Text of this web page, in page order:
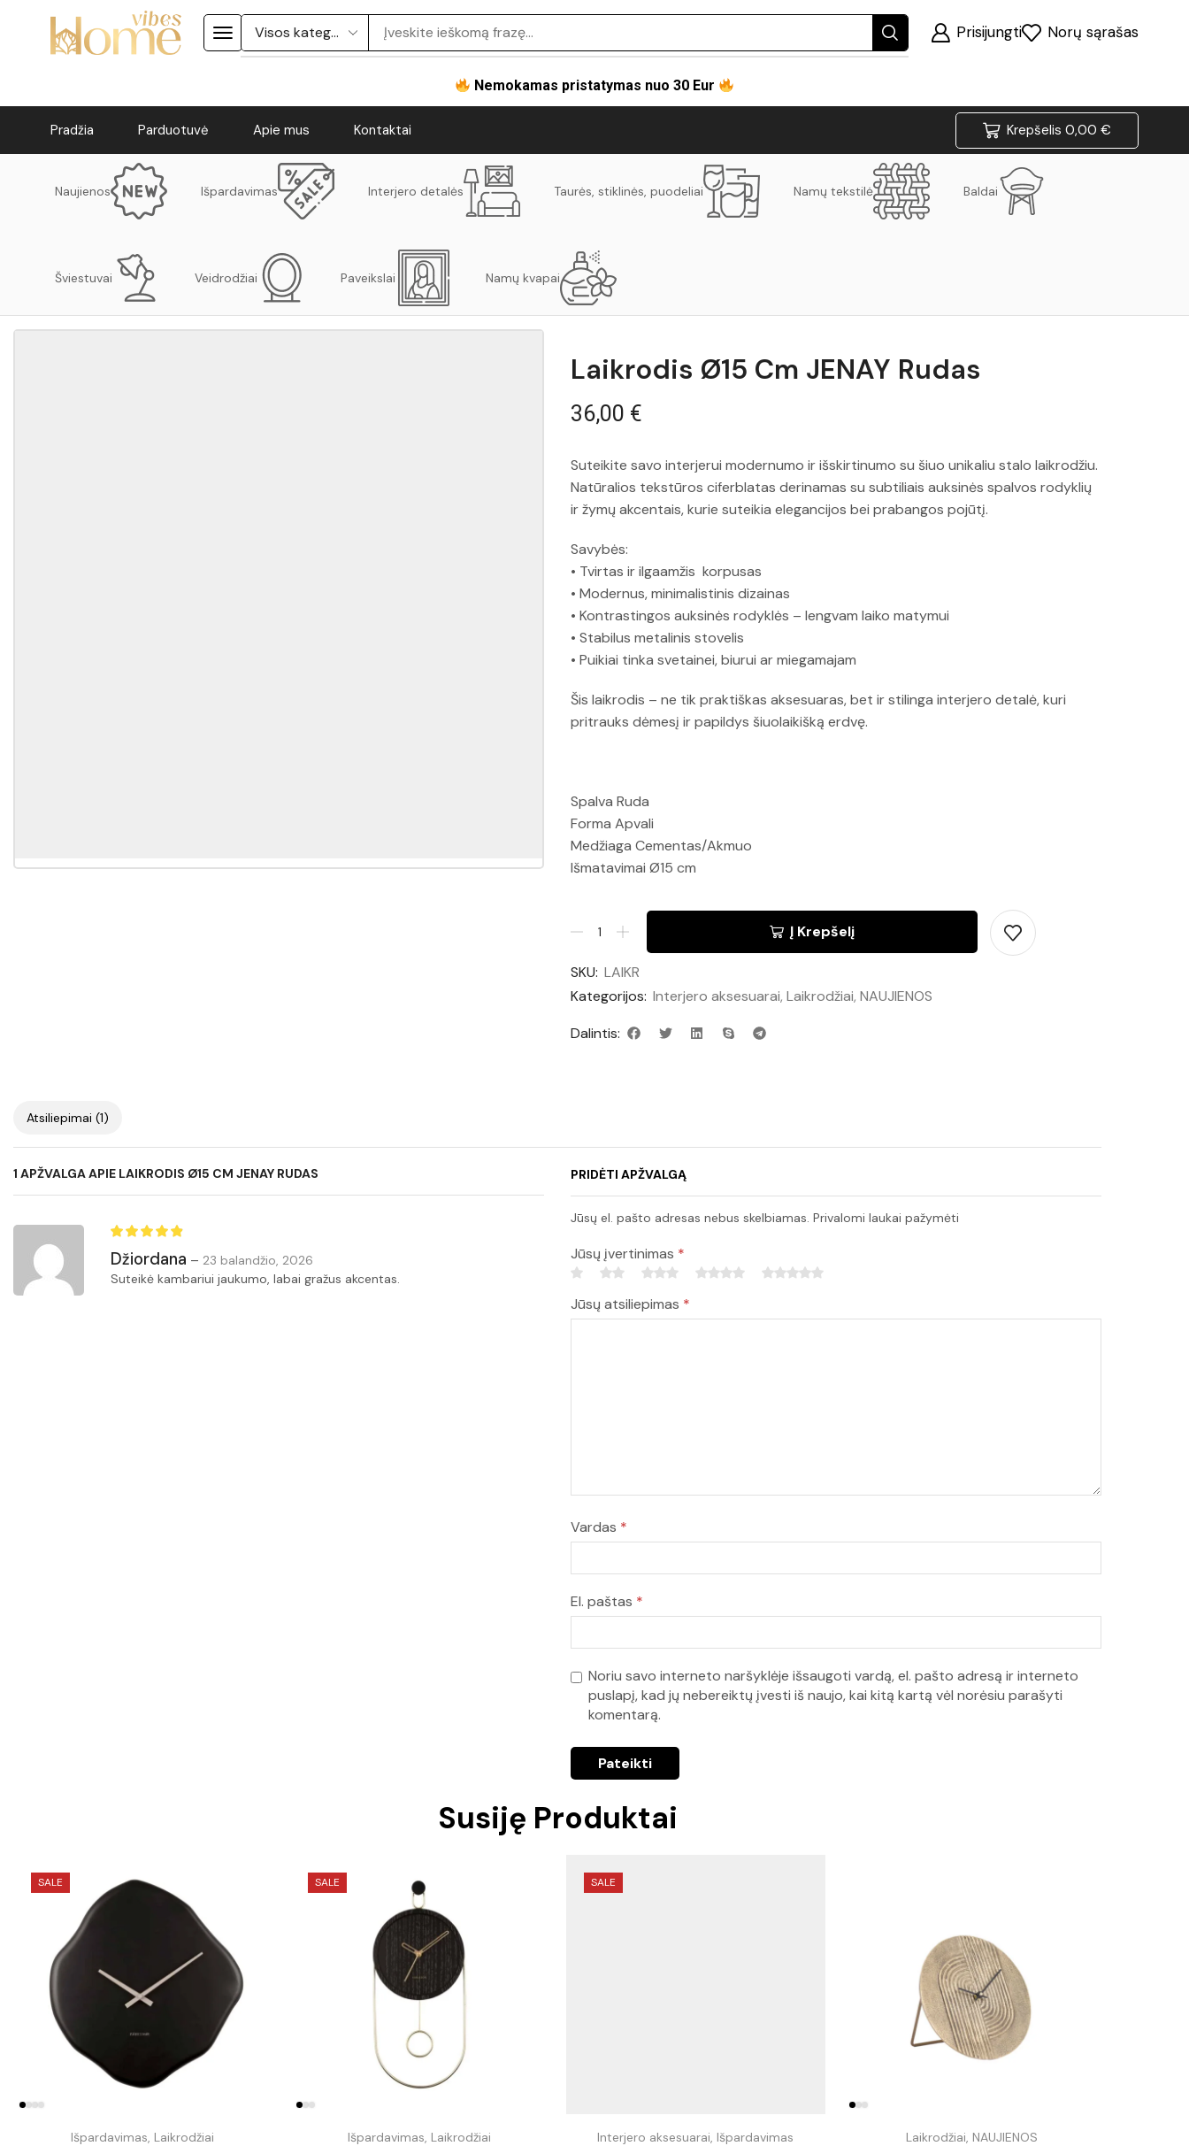
Prisijungti Norų sąrašas
Nemokamas pristatymas nuo 30 Eur
Pradžia Parduotuvė Apie mus Kontaktai Krepšelis 0,00 €
Naujienos Išpardavimas Interjero detalės Taurės, stiklinės, puodeliai Namų tekstilė Baldai
Šviestuvai Veidrodžiai Paveikslai Namų kvapai
Laikrodis Ø15 Cm JENAY Rudas
36,00 €
Suteikite savo interjerui modernumo ir išskirtinumo su šiuo unikaliu stalo laikrodžiu.
Natūralios tekstūros ciferblatas derinamas su subtiliais auksinės spalvos rodyklių
ir žymų akcentais, kurie suteikia elegancijos bei prabangos pojūtį.
Savybės:
• Tvirtas ir ilgaamžis korpusas
• Modernus, minimalistinis dizainas
• Kontrastingos auksinės rodyklės – lengvam laiko matymui
• Stabilus metalinis stovelis
• Puikiai tinka svetainei, biurui ar miegamajam
Šis laikrodis – ne tik praktiškas aksesuaras, bet ir stilinga interjero detalė, kuri
pritrauks dėmesį ir papildys šiuolaikišką erdvę.
Spalva Ruda
Forma Apvali
Medžiaga Cementas/Akmuo
Išmatavimai Ø15 cm
Į Krepšelį
SKU: LAIKR
Kategorijos: Interjero aksesuarai, Laikrodžiai, NAUJIENOS
Dalintis:
Atsiliepimai (1)
1 APŽVALGA APIE LAIKRODIS Ø15 CM JENAY RUDAS
Džiordana – 23 balandžio, 2026
Suteikė kambariui jaukumo, labai gražus akcentas.
PRIDĖTI APŽVALGĄ
Jūsų el. pašto adresas nebus skelbiamas. Privalomi laukai pažymėti
Jūsų įvertinimas *
Jūsų atsiliepimas *
Vardas *
El. paštas *
Noriu savo interneto naršyklėje išsaugoti vardą, el. pašto adresą ir interneto
puslapį, kad jų nebereiktų įvesti iš naujo, kai kitą kartą vėl norėsiu parašyti
komentarą.
Susiję Produktai
SALE
Išpardavimas, Laikrodžiai
SALE
Išpardavimas, Laikrodžiai
SALE
Interjero aksesuarai, Išpardavimas Laikrodžiai, NAUJIENOS